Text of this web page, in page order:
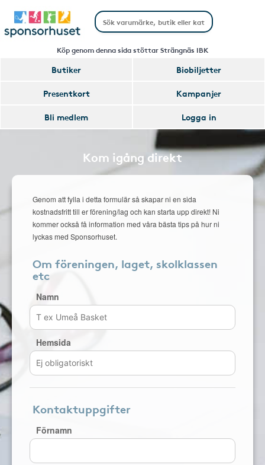
Köp genom denna sida stöttar Strängnäs IBK
Butiker
Biobiljetter
Presentkort
Kampanjer
Bli medlem
Logga in
Kom igång direkt
Genom att fylla i detta formulär så skapar ni en sida
kostnadsfritt till er förening/lag och kan starta upp direkt! Ni
kommer också få information med våra bästa tips på hur ni
lyckas med Sponsorhuset.
Om föreningen, laget, skolklassen
etc
Namn
Hemsida
Kontaktuppgifter
Förnamn